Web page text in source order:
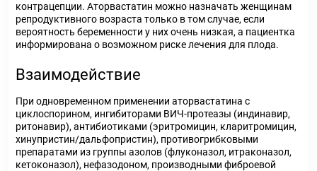
контрацепции. Аторвастатин можно назначать женщинам
репродуктивного возраста только в том случае, если
вероятность беременности у них очень низкая, а пациентка
информирована о возможном риске лечения для плода.
Взаимодействие
При одновременном применении аторвастатина с
циклоспорином, ингибиторами ВИЧ-протеазы (индинавир,
ритонавир), антибиотиками (эритромицин, кларитромицин,
хинупристин/дальфопристин), противогрибковыми
препаратами из группы азолов (флуконазол, итраконазол,
кетоконазол), нефазодоном, производными фиброевой